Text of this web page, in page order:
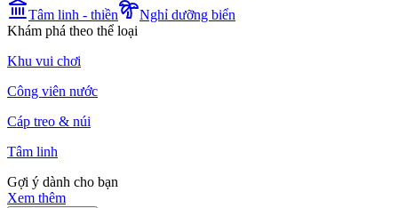
Tâm linh - thiền
Nghỉ dưỡng biển
Khám phá theo thể loại
Khu vui chơi
Công viên nước
Cáp treo & núi
Tâm linh
Gợi ý dành cho bạn
Xem thêm